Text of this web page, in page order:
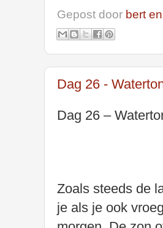
Gepost door bert
Dag 26 -
Dag 26 –
Zoals steeds de
je als je ook